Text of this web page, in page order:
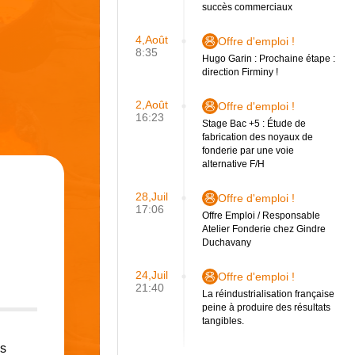
succès commerciaux
4,Août
8:35
Offre d'emploi !
Hugo Garin : Prochaine étape :
direction Firminy !
2,Août
16:23
Offre d'emploi !
Stage Bac +5 : Étude de
fabrication des noyaux de
fonderie par une voie
alternative F/H
28,Juil
17:06
Offre d'emploi !
Offre Emploi / Responsable
Atelier Fonderie chez Gindre
Duchavany
24,Juil
21:40
Offre d'emploi !
La réindustrialisation française
peine à produire des résultats
tangibles.